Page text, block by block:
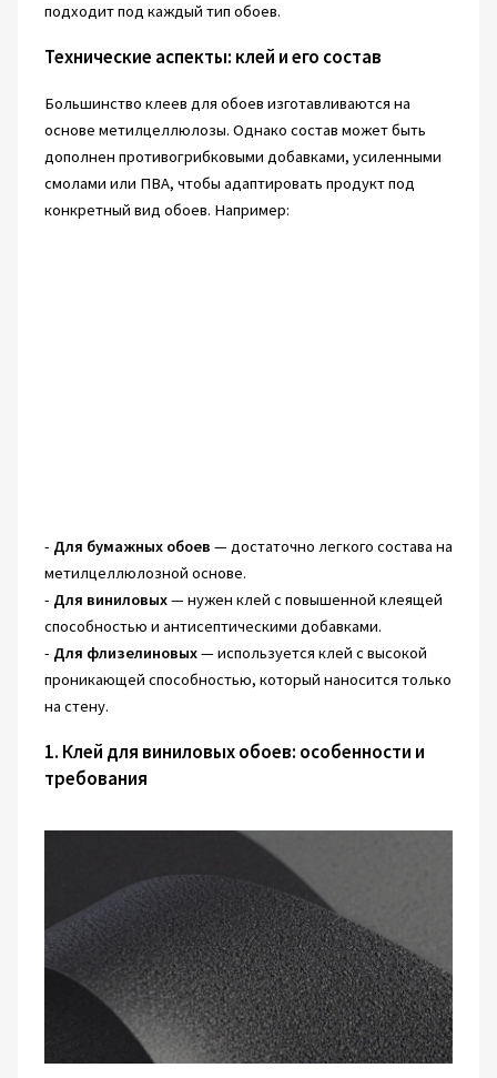
подходит под каждый тип обоев.
Технические аспекты: клей и его состав
Большинство клеев для обоев изготавливаются на
основе метилцеллюлозы. Однако состав может быть
дополнен противогрибковыми добавками, усиленными
смолами или ПВА, чтобы адаптировать продукт под
конкретный вид обоев. Например:
- Для бумажных обоев — достаточно легкого состава на
метилцеллюлозной основе.
- Для виниловых— нужен клей с повышенной клеящей
способностью и антисептическими добавками.
- Для флизелиновых— используется клей с высокой
проникающей способностью, который наносится только
на стену.
1. Клей для виниловых обоев: особенности и
требования